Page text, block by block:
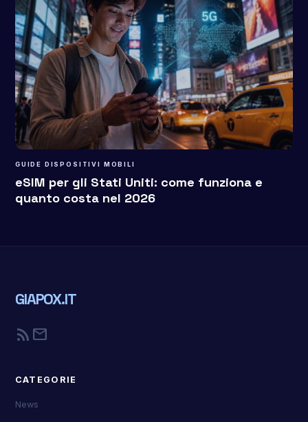
GUIDE DISPOSITIVI MOBILI
eSIM per gli Stati Uniti: come funziona e
quanto costa nel 2026
GIAPOX.IT
rss_feed mail
CATEGORIE
News